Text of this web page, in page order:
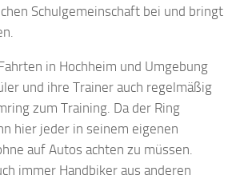
Schulgemeinschaft bei und bringt
in Hochheim und Umgebung
und ihre Trainer auch regelmäßig
zum Training. Da der Ring
hier jeder in seinem eigenen
auf Autos achten zu müssen.
immer Handbiker aus anderen